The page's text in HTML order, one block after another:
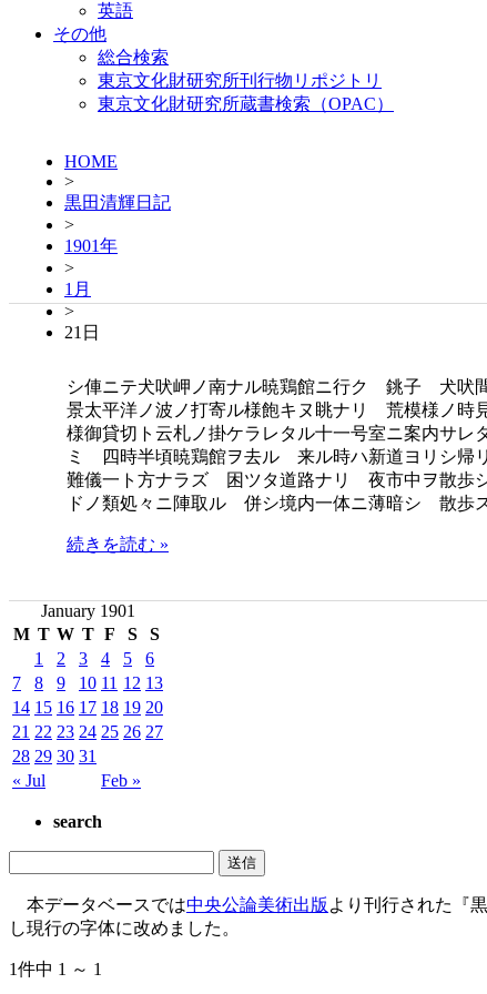
英語
その他
総合検索
東京文化財研究所刊行物リポジトリ
東京文化財研究所蔵書検索（OPAC）
HOME
>
黒田清輝日記
>
1901年
>
1月
>
21日
シ俥ニテ犬吠岬ノ南ナル暁鶏館ニ行ク 銚子 犬吠
景太平洋ノ波ノ打寄ル様飽キヌ眺ナリ 荒模様ノ
様御貸切ト云札ノ掛ケラレタル十一号室ニ案内サ
ミ 四時半頃暁鶏館ヲ去ル 来ル時ハ新道ヨリシ帰
難儀一ト方ナラズ 困ツタ道路ナリ 夜市中ヲ散歩
ドノ類処々ニ陣取ル 併シ境内一体ニ薄暗シ 散歩
続きを読む »
January 1901
M T W T F S S
« Jul Feb »
1 2 3 4 5
6
7
8 9 10 11 12 13
14 15 16 17 18 19 20
21 22 23 24 25 26 27
28 29 30 31
search
本データベースでは中央公論美術出版 より刊行された『
し現行の字体に改めました。
1件中 1 ～ 1